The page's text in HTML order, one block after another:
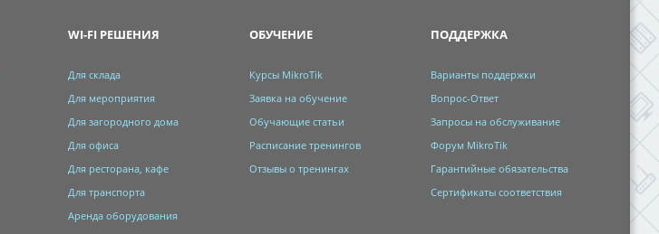
WI-FI РЕШЕНИЯ
Для склада
Для мероприятия
Для загородного дома
Для офиса
Для ресторана, кафе
Для транспорта
Аренда оборудования
ОБУЧЕНИЕ
Курсы MikroTik
Заявка на обучение
Обучающие статьи
Расписание тренингов
Отзывы о тренингах
ПОДДЕРЖКА
Варианты поддержки
Вопрос-Ответ
Запросы на обслуживание
Форум MikroTik
Гарантийные обязательства
Сертификаты соответствия